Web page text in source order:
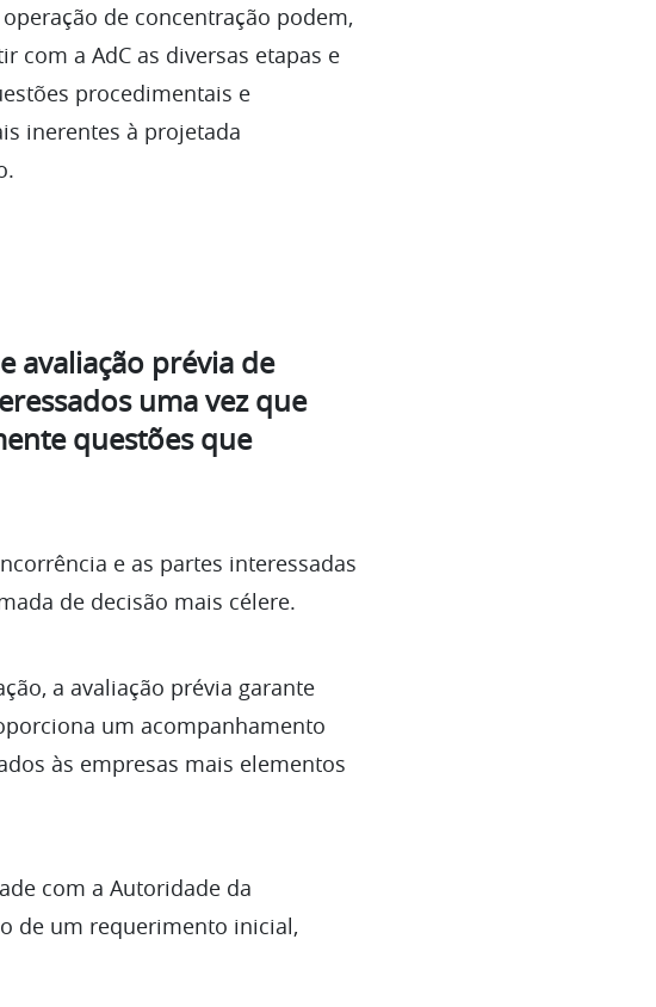
de concentração podem,
com a AdC as diversas etapas e
procedimentais e
inerentes à projetada
avaliação prévia de
uma vez que
questões que
e as partes interessadas
de decisão mais célere.
a avaliação prévia garante
um acompanhamento
às empresas mais elementos
com a Autoridade da
de um requerimento inicial,